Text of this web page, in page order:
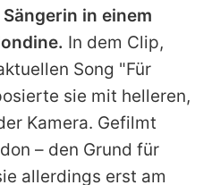
Richtlinien
in einem
In dem Clip,
Song "Für
sie mit helleren,
Kamera. Gefilmt
– den Grund für
allerdings erst am